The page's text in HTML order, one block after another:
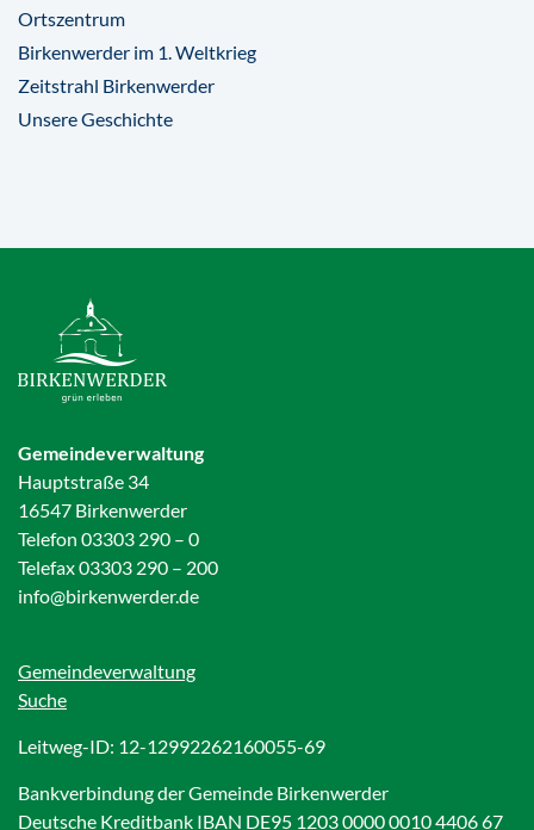
Ortszentrum
Birkenwerder im 1. Weltkrieg
Zeitstrahl Birkenwerder
Unsere Geschichte
Gemeindeverwaltung
Hauptstraße 34
16547 Birkenwerder
Telefon 03303 290 – 0
Telefax 03303 290 – 200
info@birkenwerder.de
Gemeindeverwaltung
Suche
Leitweg-ID: 12-12992262160055-69
Bankverbindung der Gemeinde Birkenwerder
Deutsche Kreditbank IBAN DE95 1203 0000 0010 4406 67